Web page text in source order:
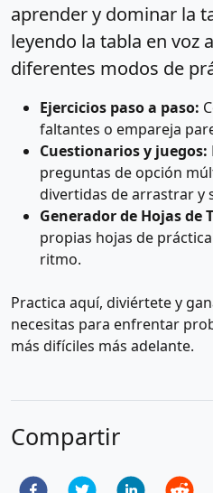
aprender y dominar la
leyendo la tabla en voz
diferentes modos de
Ejercicios paso a paso:
faltantes o empareja
Cuestionarios y juegos:
preguntas de opción
divertidas de arrastrar y
Generador de Hojas de
propias hojas de
ritmo.
Practica aquí, diviértete y
necesitas para enfrentar
más difíciles más adelante.
Compartir